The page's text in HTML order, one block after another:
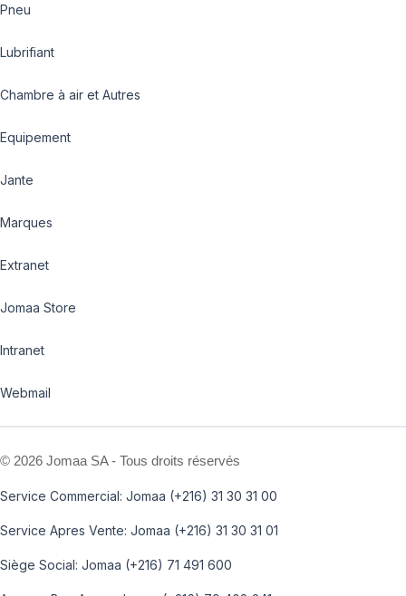
Pneu
Lubrifiant
Chambre à air et Autres
Equipement
Jante
Marques
Extranet
Jomaa Store
Intranet
Webmail
© 2026 Jomaa SA - Tous droits réservés
Service Commercial: Jomaa (+216) 31 30 31 00
Service Apres Vente: Jomaa (+216) 31 30 31 01
Siège Social: Jomaa (+216) 71 491 600